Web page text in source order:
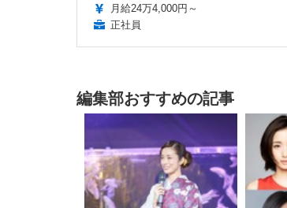
月給24万4,000円～
正社員
編集部おすすめの記事